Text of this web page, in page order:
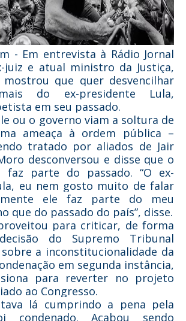
- Em entrevista à Rádio Jornal
juiz e atual ministro da Justiça,
que quer desvencilhar
do ex-presidente Lula,
em seu passado.
ou o governo viam a soltura de
ameaça à ordem pública –
tratado por aliados de Jair
desconversou e disse que o
faz parte do passado. “O ex-
eu nem gosto muito de falar
ele faz parte do meu
que do passado do país”, disse.
para criticar, de forma
do Supremo Tribunal
sobre a inconstitucionalidade da
em segunda instância,
para reverter no projeto
ao Congresso.
lá cumprindo a pena pela
Acabou sendo